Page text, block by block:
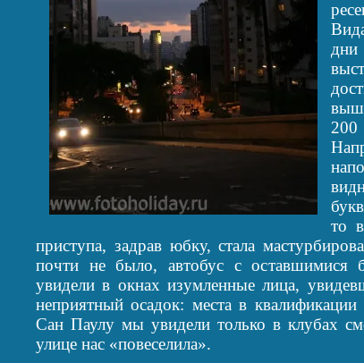
дни
200
то
приступа, задрав юбку, стала
почти не было, автобус с оставшимися
увидели в окнах изумленные лица,
неприятный осадок: места в
Сан Паулу мы увидели только в клубах
улице нас «повеселила».